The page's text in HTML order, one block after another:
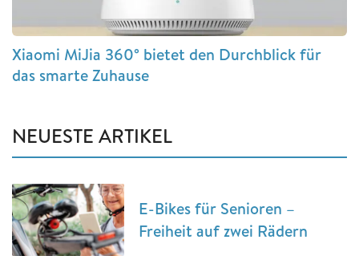
Xiaomi MiJia 360° bietet den Durchblick für
das smarte Zuhause
NEUESTE ARTIKEL
E-Bikes für Senioren –
Freiheit auf zwei Rädern